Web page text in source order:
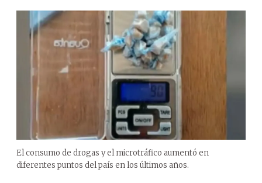
El consumo de drogas y el microtráfico aumentó en
diferentes puntos del país en los últimos años.